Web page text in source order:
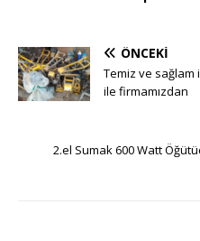
ÖNCEKI
Temiz ve
ile firmamızdan
2.el Sumak 600 Watt